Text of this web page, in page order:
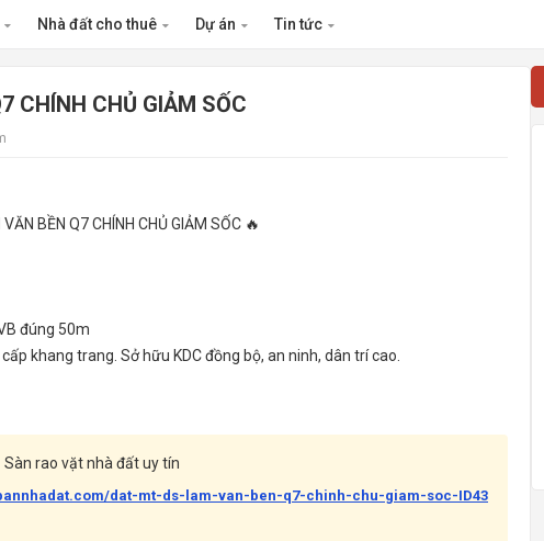
Nhà đất cho thuê Dự án Tin tức
CHÍNH CHỦ GIẢM SỐC
BỀN Q7 CHÍNH CHỦ GIẢM SỐC 🔥
đúng 50m
khang trang. Sở hữu KDC đồng bộ, an ninh, dân trí cao.
rao vặt nhà đất uy tín
dat-mt-ds-lam-van-ben-q7-chinh-chu-giam-soc-ID43